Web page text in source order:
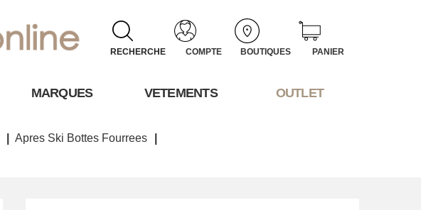
RECHERCHE COMPTE BOUTIQUES PANIER
MARQUES VETEMENTS OUTLET
Apres Ski Bottes Fourrees